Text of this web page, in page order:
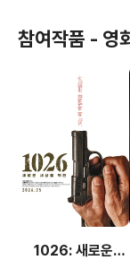
12. 2007 좋은놈
14. 2006 사생
15. 2005 안녕,
16. 2005 태풍
17. 2004 신석
18. 1997 토요일
참여작품 - 영
1026: 새로운